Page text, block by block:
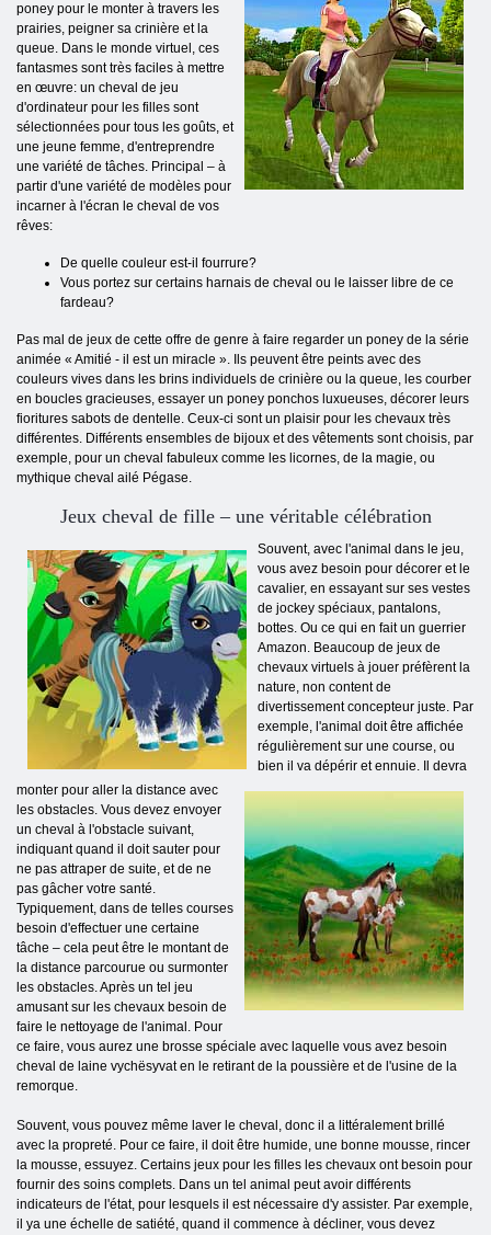
poney pour le monter à travers les
prairies, peigner sa crinière et la
queue. Dans le monde virtuel, ces
fantasmes sont très faciles à mettre
en œuvre: un cheval de jeu
d'ordinateur pour les filles sont
sélectionnées pour tous les goûts, et
une jeune femme, d'entreprendre
une variété de tâches. Principal – à
partir d'une variété de modèles pour
incarner à l'écran le cheval de vos
rêves:
De quelle couleur est-il fourrure?
Vous portez sur certains harnais de cheval ou le laisser libre de ce
fardeau?
Pas mal de jeux de cette offre de genre à faire regarder un poney de la série
animée « Amitié - il est un miracle ». Ils peuvent être peints avec des
couleurs vives dans les brins individuels de crinière ou la queue, les courber
en boucles gracieuses, essayer un poney ponchos luxueuses, décorer leurs
fioritures sabots de dentelle. Ceux-ci sont un plaisir pour les chevaux très
différentes. Différents ensembles de bijoux et des vêtements sont choisis, par
exemple, pour un cheval fabuleux comme les licornes, de la magie, ou
mythique cheval ailé Pégase.
Jeux cheval de fille – une véritable célébration
Souvent, avec l'animal dans le jeu,
vous avez besoin pour décorer et le
cavalier, en essayant sur ses vestes
de jockey spéciaux, pantalons,
bottes. Ou ce qui en fait un guerrier
Amazon. Beaucoup de jeux de
chevaux virtuels à jouer préfèrent la
nature, non content de
divertissement concepteur juste. Par
exemple, l'animal doit être affichée
régulièrement sur une course, ou
bien il va dépérir et ennuie. Il devra
monter pour aller la distance avec
les obstacles. Vous devez envoyer
un cheval à l'obstacle suivant,
indiquant quand il doit sauter pour
ne pas attraper de suite, et de ne
pas gâcher votre santé.
Typiquement, dans de telles courses
besoin d'effectuer une certaine
tâche – cela peut être le montant de
la distance parcourue ou surmonter
les obstacles. Après un tel jeu
amusant sur les chevaux besoin de
faire le nettoyage de l'animal. Pour
ce faire, vous aurez une brosse spéciale avec laquelle vous avez besoin
cheval de laine vychёsyvat en le retirant de la poussière et de l'usine de la
remorque.
Souvent, vous pouvez même laver le cheval, donc il a littéralement brillé
avec la propreté. Pour ce faire, il doit être humide, une bonne mousse, rincer
la mousse, essuyez. Certains jeux pour les filles les chevaux ont besoin pour
fournir des soins complets. Dans un tel animal peut avoir différents
indicateurs de l'état, pour lesquels il est nécessaire d'y assister. Par exemple,
il ya une échelle de satiété, quand il commence à décliner, vous devez